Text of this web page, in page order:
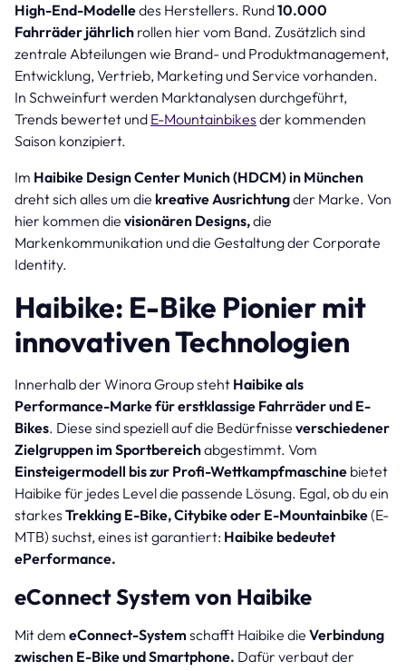
High-End-Modelledes Herstellers. Rund10.000
Fahrräder jährlich rollen hier vom Band. Zusätzlich sind
zentrale Abteilungen wie Brand- und Produktmanagement,
Entwicklung, Vertrieb, Marketing und Service vorhanden.
In Schweinfurt werden Marktanalysen durchgeführt,
Trends bewertet und E-Mountainbikes der kommenden
Saison konzipiert.
Im Haibike Design Center Munich (HDCM) in München
dreht sich alles um die kreative Ausrichtungder Marke. Von
hier kommen die visionären Designs,die
Markenkommunikation und die Gestaltung der Corporate
Identity.
Haibike: E-Bike Pionier mit
innovativen Technologien
Innerhalb der Winora Group steht Haibike als
Performance-Marke für erstklassige Fahrräder und E-
Bikes. Diese sind speziell auf die Bedürfnisse verschiedener
Zielgruppen im Sportbereichabgestimmt. Vom
Einsteigermodell bis zur Profi-Wettkampfmaschine bietet
Haibike für jedes Level die passende Lösung. Egal, ob du ein
starkes Trekking E-Bike, Citybike oder E-Mountainbike(E-
MTB) suchst, eines ist garantiert: Haibike bedeutet
ePerformance.
eConnect System von Haibike
Mit dem eConnect-Systemschafft Haibike die Verbindung
zwischen E-Bike und Smartphone. Dafür verbaut der